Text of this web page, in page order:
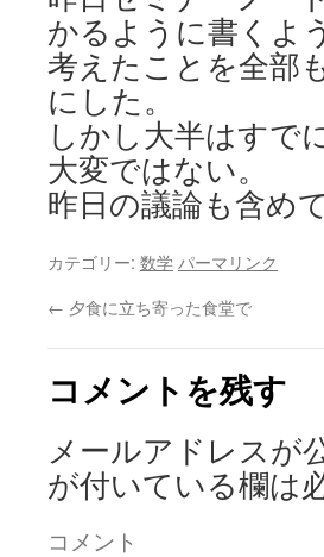
へ
ス
キ
プ
かるように書くよ
考えたことを全部
にした。
しかし大半はすで
大変ではない。
昨日の議論も含め
カテゴリー: 数学 パーマリンク
← 夕食に立ち寄った食堂で
コメントを残す
メールアドレスが
が付いている欄は
コメント